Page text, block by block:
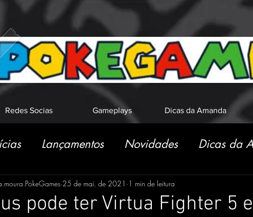
Redes Socias Gameplays Dicas da Amanda
Lançamentos Novidades Dicas da
pode ter Virtua Fighter 5
25 de mai. de 2021 1 min de leitura